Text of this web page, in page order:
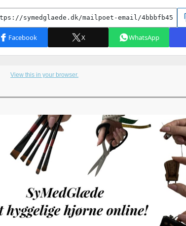
View this in your browser.